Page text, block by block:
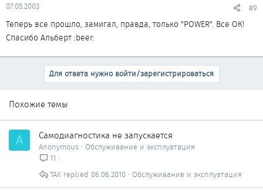
07.05.2003 #9
Теперь все прошло, замигал, правда, только "POWER". Все ОК!
Спасибо Альберт :beer:
Для ответа нужно войти/зарегистрироваться
Похожие темы
A Самодиагностика не запускается
Anonymous
Обслуживание и эксплуатация
11
Обслуживание и эксплуатация
06.06.2010
ТАХ